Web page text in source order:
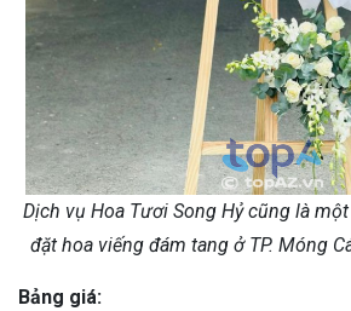
Dịch vụ Hoa Tươi Song Hỷ cũng là
đặt hoa viếng đám tang ở TP. Móng
Bảng giá: